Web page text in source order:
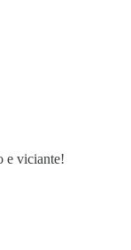
e viciante!